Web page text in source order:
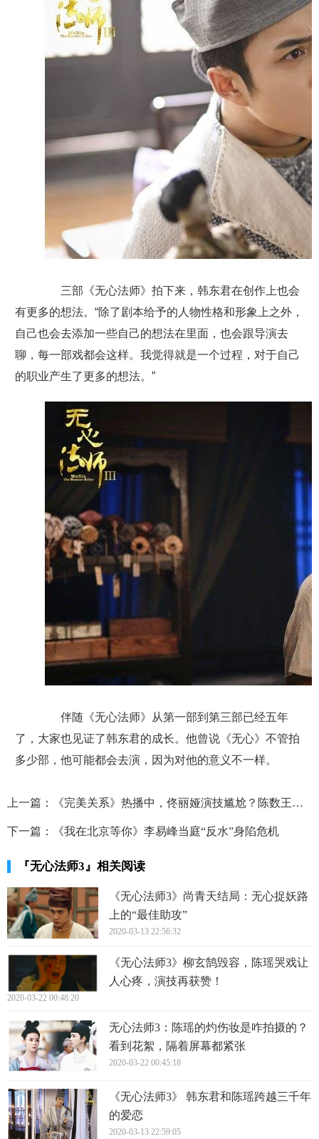
三部《无心法师》拍下来，韩东君在创作上也会
有更多的想法。“除了剧本给予的人物性格和形象上之外，
自己也会去添加一些自己的想法在里面，也会跟导演去
聊，每一部戏都会这样。我觉得就是一个过程，对于自己
的职业产生了更多的想法。”
伴随《无心法师》从第一部到第三部已经五年
了，大家也见证了韩东君的成长。他曾说《无心》不管拍
多少部，他可能都会去演，因为对他的意义不一样。
上一篇： 《完美关系》热播中，佟丽娅演技尴尬？陈数王森年下恋依然好磕
下一篇： 《我在北京等你》李易峰当庭“反水”身陷危机
『无心法师3』相关阅读
《无心法师3》尚青天结局：无心捉妖路
上的“最佳助攻”
2020-03-13 22:56:32
《无心法师3》柳玄鹄毁容，陈瑶哭戏让
人心疼，演技再获赞！
2020-03-22 00:48:20
无心法师3：陈瑶的灼伤妆是咋拍摄的？
看到花絮，隔着屏幕都紧张
2020-03-22 00:45:18
《无心法师3》 韩东君和陈瑶跨越三千年
的爱恋
2020-03-13 22:59:05